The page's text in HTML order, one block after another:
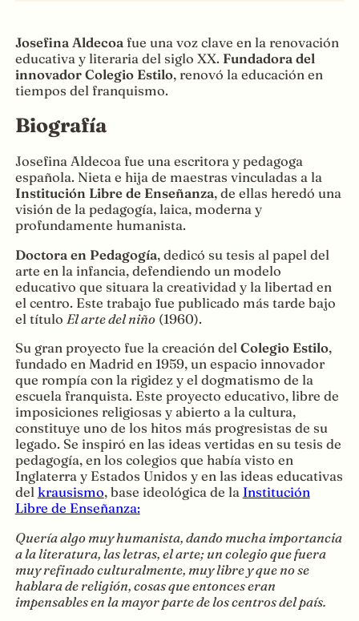
Josefina Aldecoa fue una voz clave en la renovación
educativa y literaria del siglo XX. Fundadora del
innovador Colegio Estilo, renovó la educación en
tiempos del franquismo.
Biografía
Josefina Aldecoa fue una escritora y pedagoga
española. Nieta e hija de maestras vinculadas a la
Institución Libre de Enseñanza, de ellas heredó una
visión de la pedagogía, laica, moderna y
profundamente humanista.
Doctora en Pedagogía, dedicó su tesis al papel del
arte en la infancia, defendiendo un modelo
educativo que situara la creatividad y la libertad en
el centro. Este trabajo fue publicado más tarde bajo
el título El arte del niño(1960).
Su gran proyecto fue la creación del Colegio Estilo,
fundado en Madrid en 1959, un espacio innovador
que rompía con la rigidez y el dogmatismo de la
escuela franquista. Este proyecto educativo, libre de
imposiciones religiosas y abierto a la cultura,
constituye uno de los hitos más progresistas de su
legado. Se inspiró en las ideas vertidas en su tesis de
pedagogía, en los colegios que había visto en
Inglaterra y Estados Unidos y en las ideas educativas
del krausismo, base ideológica de la Institución
Libre de Enseñanza:
Quería algo muy humanista, dando mucha importancia
a la literatura, las letras, el arte; un colegio que fuera
muy refinado culturalmente, muy libre y que no se
hablara de religión, cosas que entonces eran
impensables en la mayor parte de los centros del país.